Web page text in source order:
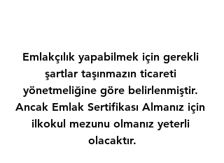
Emlakçılık yapabilmek için gerekli
şartlar taşınmazın ticareti
yönetmeliğine göre belirlenmiştir.
Ancak Emlak Sertifikası Almanız için
ilkokul mezunu olmanız yeterli
olacaktır.